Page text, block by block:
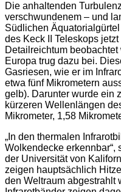
Die anhaltenden
verschwundenem – und
Südlichen
des Keck II Teleskops
Detailreichtum
Europa trug dazu bei.
Gasriesen, wie er im
etwa fünf Mikrometern
gelb). Darunter wurde ein
kürzeren Wellenlängen
Mikrometer, 1,58
„In den thermalen
Wolkendecke erkennbar“,
der Universität von
zeigen hauptsächlich
den Weltraum abgestrahlt